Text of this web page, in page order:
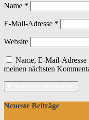
Name *
E-Mail-Adresse *
Website
Name, E-Mail-Adresse
meinen nächsten
Neueste Beiträge